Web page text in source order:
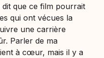
dit que ce film pourrait
qui ont vécues la
une carrière
Parler de ma
à cœur, mais il y a